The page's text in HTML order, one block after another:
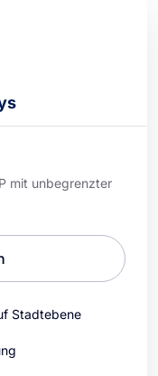
mit unbegrenzter
Stadtebene